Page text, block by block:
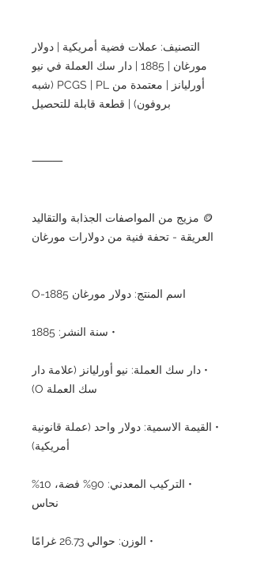
التصنيف: عملات فضية أمريكية | دولار
مورغان | 1885 | دار سك العملة في نيو
أورليانز | معتمدة من PCGS | PL (شبه
بروفون) | قطعة قابلة للتحصيل
⸻
🪙 مزيج من المواصفات الجذابة والتقاليد
العريقة - تحفة فنية من دولارات مورغان
اسم المنتج: دولار مورغان 1885-O
• سنة النشر: 1885
• دار سك العملة: نيو أورليانز (علامة دار
سك العملة O)
• القيمة الاسمية: دولار واحد (عملة قانونية
أمريكية)
• التركيب المعدني: 90% فضة، 10%
نحاس
• الوزن: حوالي 26.73 غرامًا